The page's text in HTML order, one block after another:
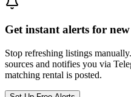
Get instant alerts for new
Stop refreshing listings
sources and notifies you via
matching rental is posted.